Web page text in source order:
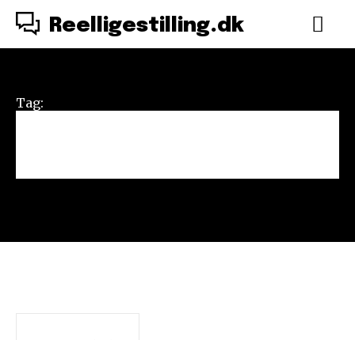
Reelligestilling.dk
Tag: